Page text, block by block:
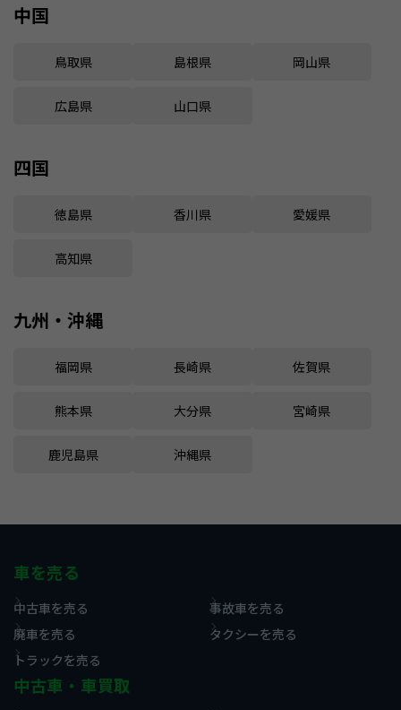
中国
鳥取県 島根県 岡山県
広島県 山口県
四国
徳島県 香川県 愛媛県
高知県
九州・沖縄
福岡県 長崎県 佐賀県
熊本県 大分県 宮崎県
鹿児島県 沖縄県
車を売る
中古車を売る
事故車を売る
廃車を売る
タクシーを売る
トラックを売る
中古車・車買取